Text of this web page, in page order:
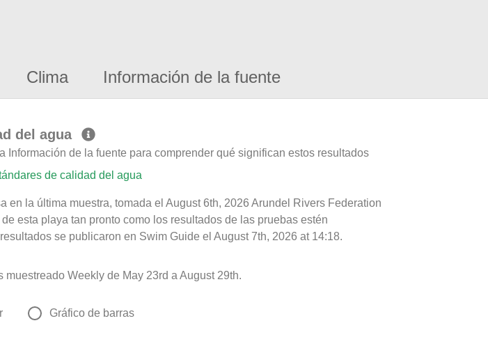
Clima Información de la fuente
del agua
Información de la fuente para comprender qué significan estos resultados
de calidad del agua
en la última muestra, tomada el August 6th, 2026 Arundel Rivers Federation
esta playa tan pronto como los resultados de las pruebas estén
se publicaron en Swim Guide el August 7th, 2026 at 14:18.
muestreado Weekly de May 23rd a August 29th.
Gráfico de barras